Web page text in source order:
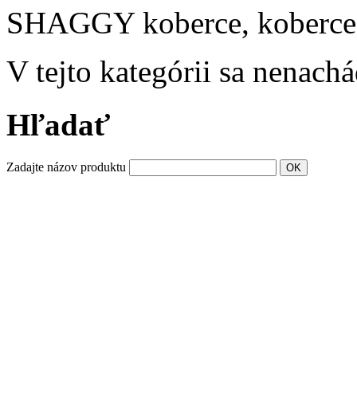
SHAGGY koberce,
V tejto kategórii sa
Hľadať
Zadajte názov produktu